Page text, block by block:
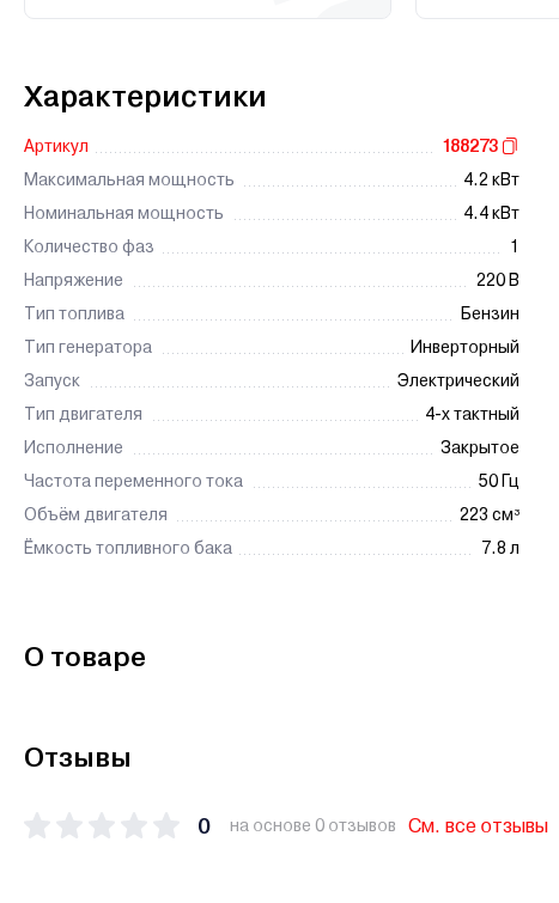
Характеристики
Артикул
188273
Максимальная мощность
4.2 кВт
Номинальная мощность
4.4 кВт
Количество фаз
1
Напряжение
220 В
Тип топлива
Бензин
Тип генератора
Инверторный
Запуск
Электрический
Тип двигателя
4-х тактный
Исполнение
Закрытое
Частота переменного тока
50 Гц
Объём двигателя
223 см³
Ёмкость топливного бака
7.8 л
О товаре
Отзывы
0 на основе 0 отзывов См. все отзывы